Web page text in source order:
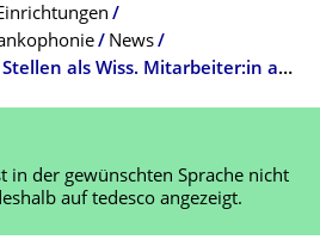
News
Ausschreibung für zwei Stellen als Wiss. Mitarbeiter:in am Centre Marc Bloch Berlin ab Oktober 2026
in der gewünschten Sprache nicht
auf tedesco angezeigt.